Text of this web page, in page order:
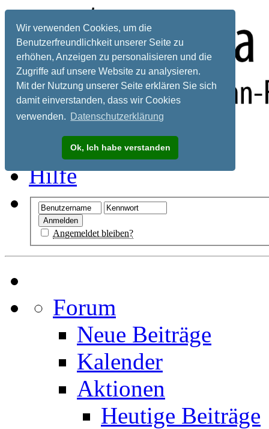
Wir verwenden Cookies, um die
Benutzerfreundlichkeit unserer Seite zu
erhöhen, Anzeigen zu personalisieren und die
Zugriffe auf unsere Website zu analysieren.
Mit der Nutzung unserer Seite erklären Sie sich
damit einverstanden, dass wir Cookies
verwenden. Datenschutzerklärung
Ok, Ich habe verstanden
Registrieren
Hilfe
Angemeldet bleiben?
Forum
Neue Beiträge
Kalender
Aktionen
Heutige Beiträge